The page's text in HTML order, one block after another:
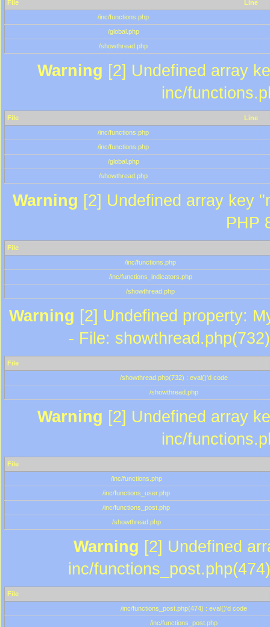
File
Line
/inc/functions.php
/global.php
/showthread.php
Warning [2] Undefined array
inc/
File
Line
/inc/functions.php
/inc/functions.php
/global.php
/showthread.php
Warning [2] Undefined array key
PHP
File
/inc/functions.php
/inc/functions_indicators.php
/showthread.php
Warning [2] Undefined property:
- File:
File
/showthread.php(732) : eval()'d code
/showthread.php
Warning [2] Undefined array
inc/
File
/inc/functions.php
/inc/functions_user.php
/inc/functions_post.php
/showthread.php
Warning [2] Undefined
inc/
File
/inc/functions_post.php(474) : eval()'d code
/inc/functions_post.php